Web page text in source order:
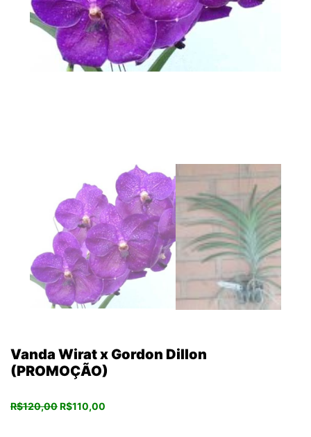
Vanda Wirat x Gordon Dillon
(PROMOÇÃO)
R$120,00O
R$110,00